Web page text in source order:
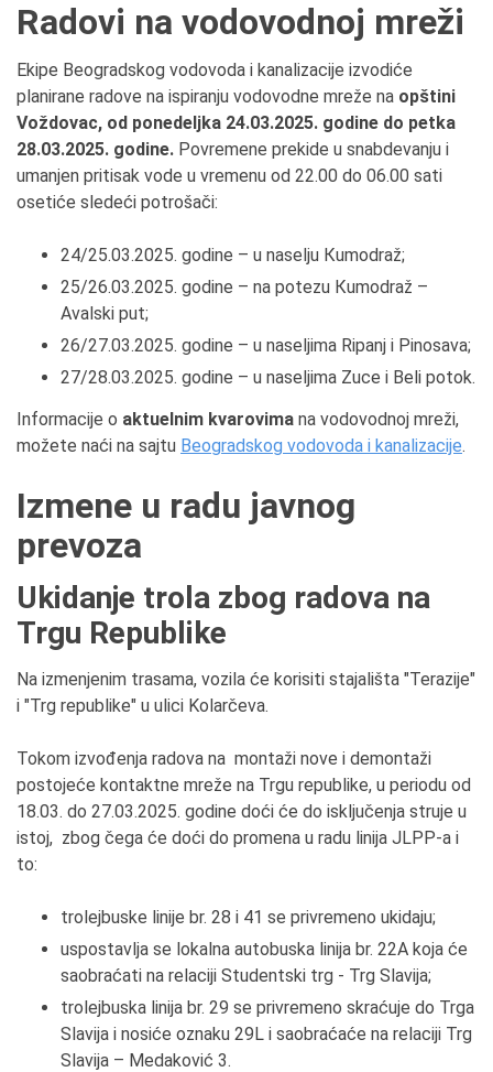
Radovi na vodovodnoj mreži
Ekipe Beogradskog vodovoda i kanalizacije izvodiće
planirane radove na ispiranju vodovodne mreže na opštini
Voždovac, od ponedeljka 24.03.2025. godine do petka
28.03.2025. godine. Povremene prekide u snabdevanju i
umanjen pritisak vode u vremenu od 22.00 do 06.00 sati
osetiće sledeći potrošači:
24/25.03.2025. godine – u naselju Кumodraž;
25/26.03.2025. godine – na potezu Кumodraž –
Avalski put;
26/27.03.2025. godine – u naseljima Ripanj i Pinosava;
27/28.03.2025. godine – u naseljima Zuce i Beli potok.
Informacije o aktuelnim kvarovima na vodovodnoj mreži,
možete naći na sajtu Beogradskog vodovoda i kanalizacije.
Izmene u radu javnog
prevoza
Ukidanje trola zbog radova na
Trgu Republike
Na izmenjenim trasama, vozila će korisiti stajališta "Terazije"
i "Trg republike" u ulici Kolarčeva.
Tokom izvođenja radova na montaži nove i demontaži
postojeće kontaktne mreže na Trgu republike, u periodu od
18.03. do 27.03.2025. godine doći će do isključenja struje u
istoj, zbog čega će doći do promena u radu linija JLPP-a i
to:
trolejbuske linije br. 28 i 41 se privremeno ukidaju;
uspostavlja se lokalna autobuska linija br. 22A koja će
saobraćati na relaciji Studentski trg - Trg Slavija;
trolejbuska linija br. 29 se privremeno skraćuje do Trga
Slavija i nosiće oznaku 29L i saobraćaće na relaciji Trg
Slavija – Medaković 3.